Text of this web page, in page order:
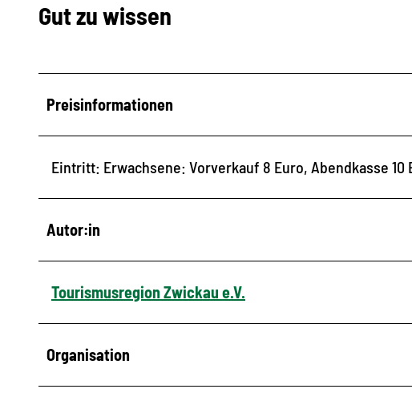
Gut zu wissen
Preisinformationen
Eintritt: Erwachsene: Vorverkauf 8 Euro, Abendkasse
Autor:in
Tourismusregion Zwickau e.V.
Organisation